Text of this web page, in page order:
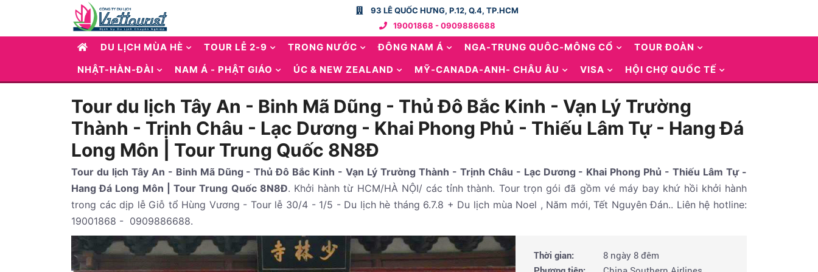
93 LÊ QUỐC HƯNG, P.12, Q.4, TP.HCM
19001868 - 0909886688
DU LỊCH MÙA HÈ TOUR LỄ 2-9 TRONG NƯỚC ĐÔNG NAM Á NGA-TRUNG QUÔC-MÔNG CỔ
TOUR ĐOÀN
NHẬT-HÀN-ĐÀI
NAM Á - PHẬT GIÁO ÚC & NEW ZEALAND MỸ-CANADA-ANH- CHÂU ÂU VISA HỘI CHỢ QUỐC TẾ
Tour du lịch Tây An - Binh Mã Dũng - Thủ Đô Bắc Kinh - Vạn Lý Trường
Thành - Trịnh Châu - Lạc Dương - Khai Phong Phủ - Thiếu Lâm Tự - Hang Đá
Long Môn | Tour Trung Quốc 8N8Đ
Tour du lịch Tây An - Binh Mã Dũng - Thủ Đô Bắc Kinh - Vạn Lý Trường Thành - Trịnh Châu - Lạc Dương - Khai Phong Phủ - Thiếu Lâm Tự -
Hang Đá Long Môn | Tour Trung Quốc 8N8Đ. Khởi hành từ HCM/HÀ NỘI/ các tỉnh thành. Tour trọn gói đã gồm vé máy bay khứ hồi khởi hành
trong các dịp lễ Giỗ tổ Hùng Vương - Tour lễ 30/4 - 1/5 - Du lịch hè tháng 6.7.8 + Du lịch mùa Noel , Năm mới, Tết Nguyên Đán.. Liên hệ hotline:
19001868 - 0909886688.
Thời gian:
8 ngày 8 đêm